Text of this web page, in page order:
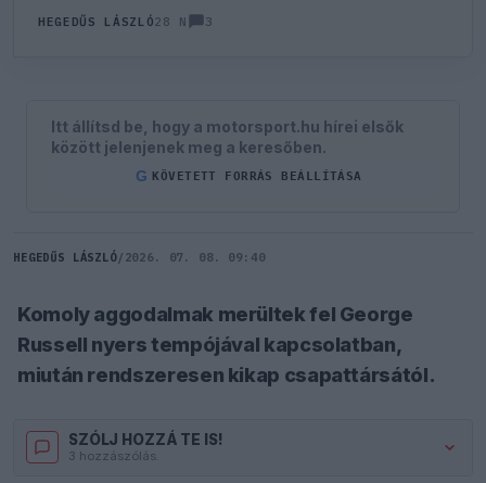
HEGEDŰS LÁSZLÓ28 N 3
Itt állítsd be, hogy a motorsport.hu hírei elsők
között jelenjenek meg a keresőben.
G KÖVETETT FORRÁS BEÁLLÍTÁSA
HEGEDŰS LÁSZLÓ/ 2026. 07. 08. 09:40
Komoly aggodalmak merültek fel George
Russell nyers tempójával kapcsolatban,
miután rendszeresen kikap csapattársától.
SZÓLJ HOZZÁ TE IS!
3 hozzászólás.